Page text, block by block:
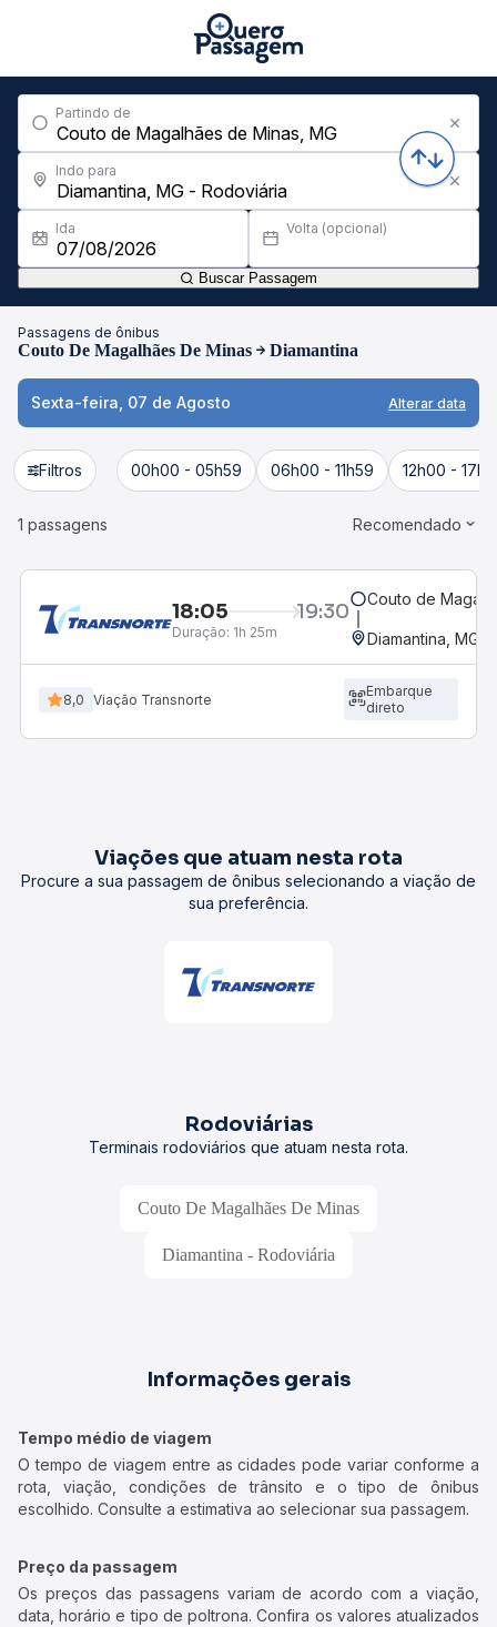
Partindo de
Indo para
Ida Volta (opcional)
Buscar Passagem
Passagens de ônibus
Couto De Magalhães De Minas Diamantina
Sexta-feira, 07 de Agosto Alterar data
Filtros 00h00 - 05h59 06h00 - 11h59 12h00 -
1 passagens Recomendado
18:05 19:30
Duração: 1h 25m
Couto de
Diamantina, MG
8,0 Viação Transnorte
Embarque
direto
Viações que atuam nesta rota
Procure a sua passagem de ônibus selecionando a viação de
sua preferência.
Rodoviárias
Terminais rodoviários que atuam nesta rota.
Couto De Magalhães De Minas
Diamantina - Rodoviária
Informações gerais
Tempo médio de viagem
O tempo de viagem entre as cidades pode variar conforme a
rota, viação, condições de trânsito e o tipo de ônibus
escolhido. Consulte a estimativa ao selecionar sua passagem.
Preço da passagem
Os preços das passagens variam de acordo com a viação,
data, horário e tipo de poltrona. Confira os valores atualizados